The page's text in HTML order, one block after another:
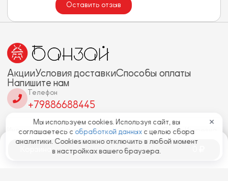
Оставить отзыв
АкцииУсловия доставкиСпособы оплаты
Напишите нам
Телефон
+79886688445
Индивидуальный предприниматель Рябинина Лидия Игоревна
ИНН: 110210888617 ОГРН: 325237500593039
353465, Краснодарский край, г. Геленджик, ул. Больничный
Мы используем cookies. Используя сайт, вы
соглашаетесь с обработкой данных с целью сбора
аналитики. Cookies можно отключить в любой момент
в настройках вашего браузера.
✕